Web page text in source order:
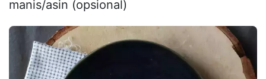
manis/asin (opsional)